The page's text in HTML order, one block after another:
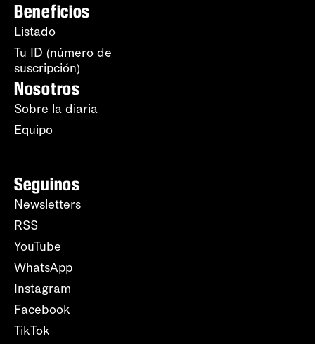
Beneficios
Listado
Tu ID (número de
suscripción)
Nosotros
Sobre la diaria
Equipo
Seguinos
Newsletters
RSS
YouTube
WhatsApp
Instagram
Facebook
TikTok